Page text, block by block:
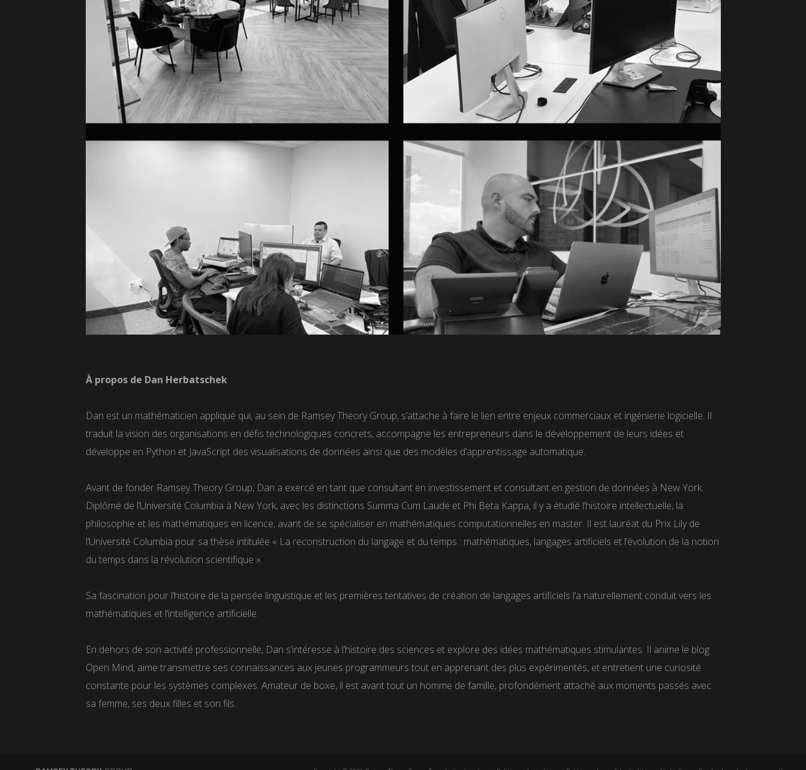
À propos de Dan Herbatschek
Dan est un mathématicien appliqué qui, au sein de Ramsey Theory Group, s’attache à faire le lien entre enjeux commerciaux et ingénierie logicielle. Il
traduit la vision des organisations en défis technologiques concrets, accompagne les entrepreneurs dans le développement de leurs idées et
développe en Python et JavaScript des visualisations de données ainsi que des modèles d’apprentissage automatique.
Avant de fonder Ramsey Theory Group, Dan a exercé en tant que consultant en investissement et consultant en gestion de données à New York.
Diplômé de l’Université Columbia à New York, avec les distinctions Summa Cum Laude et Phi Beta Kappa, il y a étudié l’histoire intellectuelle, la
philosophie et les mathématiques en licence, avant de se spécialiser en mathématiques computationnelles en master. Il est lauréat du Prix Lily de
l’Université Columbia pour sa thèse intitulée « La reconstruction du langage et du temps : mathématiques, langages artificiels et l’évolution de la notion
du temps dans la révolution scientifique ».
Sa fascination pour l’histoire de la pensée linguistique et les premières tentatives de création de langages artificiels l’a naturellement conduit vers les
mathématiques et l’intelligence artificielle.
En dehors de son activité professionnelle, Dan s’intéresse à l’histoire des sciences et explore des idées mathématiques stimulantes. Il anime le blog
Open Mind, aime transmettre ses connaissances aux jeunes programmeurs tout en apprenant des plus expérimentés, et entretient une curiosité
constante pour les systèmes complexes. Amateur de boxe, il est avant tout un homme de famille, profondément attaché aux moments passés avec
sa femme, ses deux filles et son fils.